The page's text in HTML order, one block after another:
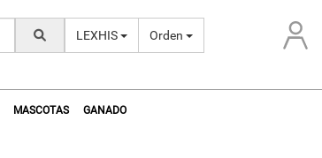
LEXHIS Orden
MASCOTAS GANADO